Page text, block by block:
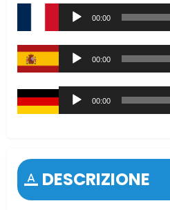
Audio
Player
00:00
Audio
Player
00:00
Audio
Player
00:00
DESCRIZIONE